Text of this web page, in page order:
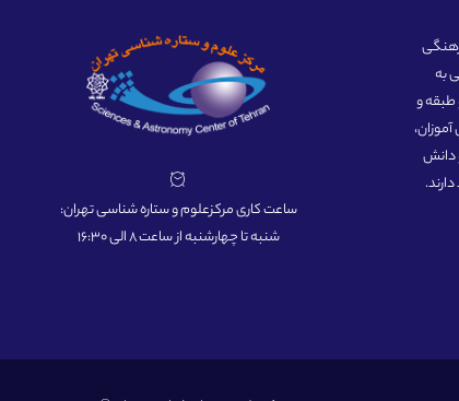
سال 1379 در زمینی به
مربع، در دو طبقه و
دانش
ساعت کاری مرکزعلوم و ستاره شناسی تهران:
شنبه تا چهارشنبه از ساعت 8 الی 16:30